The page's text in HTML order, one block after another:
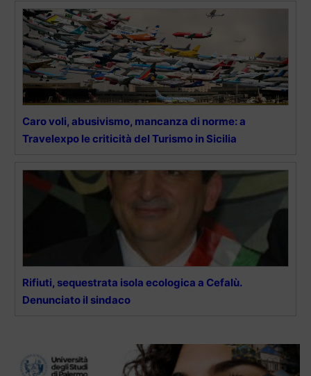
Caro voli, abusivismo, mancanza di norme: a
Travelexpo le criticità del Turismo in Sicilia
Rifiuti, sequestrata isola ecologica a Cefalù.
Denunciato il sindaco